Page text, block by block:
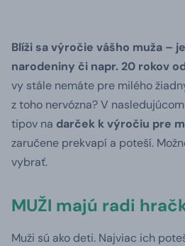
Blíži sa výročie vášho muža –
narodeniny či napr. 20 rokov
vy stále nemáte pre milého
z toho nervózna? V
tipov na darček k výročiu pre
zaručene prekvapí a poteší.
vybrať.
MUŽI majú radi
Muži sú ako deti. Najviac ich